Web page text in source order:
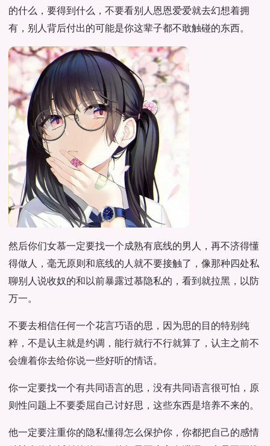
的什么，要得到什么，不要看别人恩恩爱爱就去幻想着拥
有，别人背后付出的可能是你这辈子都不敢触碰的东西。
然后你们女慕一定要找一个成熟有底线的男人，再不济得懂
得做人，毫无原则和底线的人就不要接触了，像那种四处私
聊别人说收奴的和以前暴露过慕隐私的，看到就拉黑，以防
万一。
不要去相信任何一个花言巧语的思，因为思的目的特别纯
粹，不是认主就是约调，能行就行不行就算了，认主之前不
会缠着你去给你说一些好听的情话。
你一定要找一个有共同语言的思，没有共同语言很可怕，原
则性问题上不要委屈自己讨好思，这些东西是培养不来的。
他一定要注重你的隐私懂得怎么保护你，你都把自己的感情